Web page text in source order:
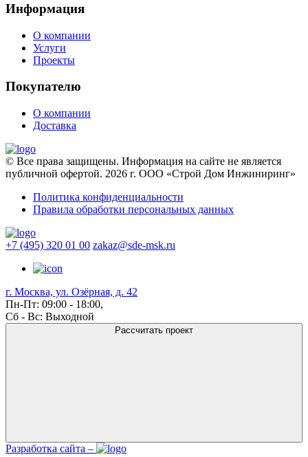
Информация
О компании
Услуги
Проекты
Покупателю
О компании
Доставка
© Все права защищены. Информация на сайте не является
публичной офертой. 2026 г. ООО «Строй Дом Инжиниринг»
Политика конфиденциальности
Правила обработки персональных данных
+7 (495) 320 01 00 zakaz@sde-msk.ru
г. Москва, ул. Озёрная, д. 42
Пн-Пт: 09:00 - 18:00,
Сб - Вс: Выходной
Рассчитать проект
Разработка сайта –